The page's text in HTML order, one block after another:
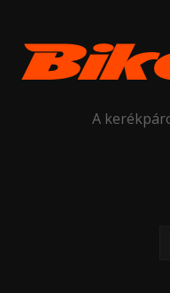
A